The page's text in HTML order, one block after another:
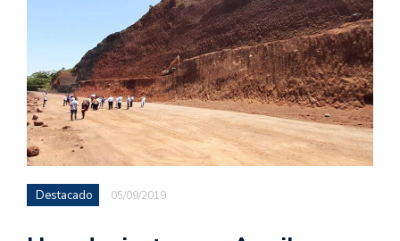
Destacado 05/09/2019